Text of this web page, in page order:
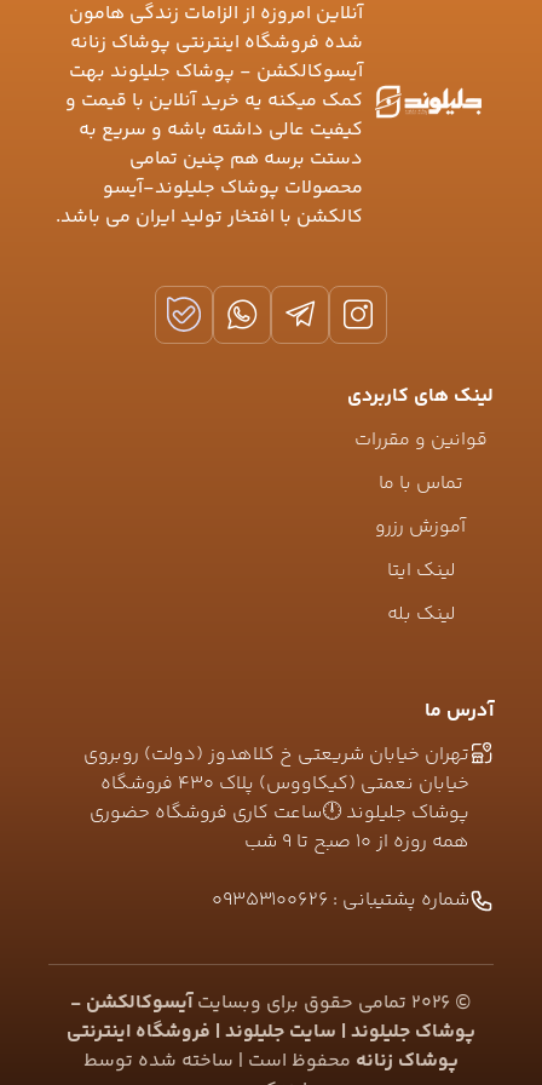
آنلاین امروزه از الزامات زندگی هامون
شده فروشگاه اینترنتی پوشاک زنانه
آیسوکالکشن - پوشاک جلیلوند بهت
کمک میکنه یه خرید آنلاین با قیمت و
کیفیت عالی داشته باشه و سریع به
دستت برسه هم چنین تمامی
محصولات پوشاک جلیلوند-آیسو
کالکشن با افتخار تولید ایران می باشد.
لینک های کاربردی
قوانین و مقررات
تماس با ما
آموزش رزرو
لینک ایتا
لینک بله
آدرس ما
تهران خیابان شریعتی خ کلاهدوز (دولت) روبروی
خیابان نعمتی (کیکاووس) پلاک ۴۳۰ فروشگاه
پوشاک جلیلوند 🕛ساعت کاری فروشگاه حضوری
همه روزه از ۱۰ صبح تا ۹ شب
شماره پشتیبانی : 09353100626
©
2026 تمامی حقوق برای وبسایتآیسوکالکشن -
پوشاک جلیلوند | سایت جلیلوند | فروشگاه اینترنتی
پوشاک زنانه محفوظ است | ساخته شده توسط